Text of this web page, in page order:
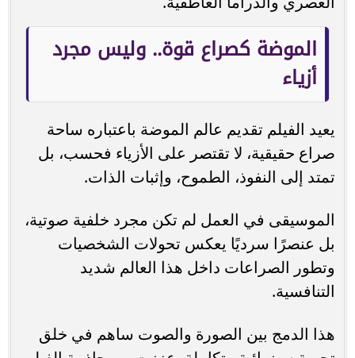
الموضة كصراع قوة.. وليس مجرد
أزياء
يعيد الفيلم تقديم عالم الموضة باعتباره ساحة
صراع حقيقية، لا تقتصر على الأزياء فحسب، بل
تمتد إلى النفوذ، الطموح، وإثبات الذات.
الموسيقى في العمل لم تكن مجرد خلفية صوتية،
بل عنصرًا سرديًا يعكس تحولات الشخصيات
وتطور الصراعات داخل هذا العالم شديد
التنافسية.
هذا الدمج بين الصورة والصوت ساهم في خلق